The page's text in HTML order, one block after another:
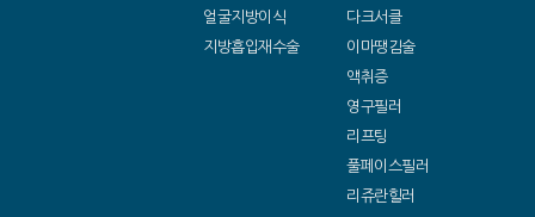
얼굴지방이식
지방흡입재수술
다크서클
이마땡김술
액취증
영구필러
리프팅
풀페이스필러
리쥬란힐러